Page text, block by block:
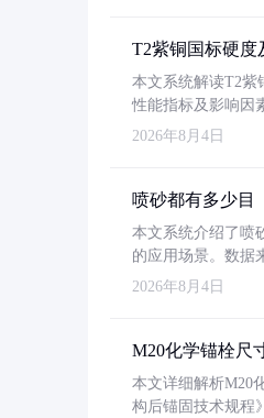
T2紫铜国标硬度
本文系统解读T2紫
性能指标及影响因
2026年8月4日
喷砂都有多少目
本文系统介绍了喷
的应用场景。数据
2026年8月4日
M20化学锚栓尺
本文详细解析M20
构后锚固技术规程